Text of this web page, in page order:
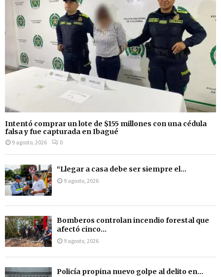
Intentó comprar un lote de $155 millones con una cédula
falsa y fue capturada en Ibagué
9 agosto, 2026 0
“Llegar a casa debe ser siempre el...
9 agosto, 2026
Bomberos controlan incendio forestal que
afectó cinco...
9 agosto, 2026
Policía propina nuevo golpe al delito en...